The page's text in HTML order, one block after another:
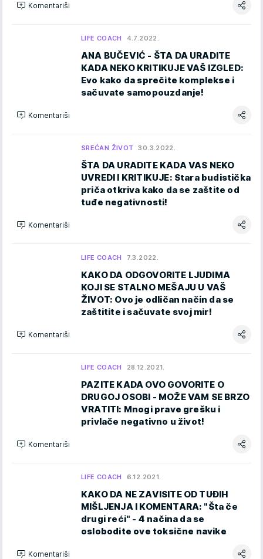
Komentariši
LIFE COACH 4.7.2022.
ANA BUČEVIĆ - ŠTA DA URADITE
KADA NEKO KRITIKUJE VAŠ IZGLED:
Evo kako da sprečite komplekse i
sačuvate samopouzdanje!
Komentariši
SREĆAN ŽIVOT 30.3.2022.
ŠTA DA URADITE KADA VAS NEKO
UVREDI I KRITIKUJE: Stara budistička
priča otkriva kako da se zaštite od
tuđe negativnosti!
Komentariši
LIFE COACH 7.3.2022.
KAKO DA ODGOVORITE LJUDIMA
KOJI SE STALNO MEŠAJU U VAŠ
ŽIVOT: Ovo je odličan način da se
zaštitite i sačuvate svoj mir!
Komentariši
LIFE COACH 28.12.2021.
PAZITE KADA OVO GOVORITE O
DRUGOJ OSOBI - MOŽE VAM SE BRZO
VRATITI: Mnogi prave grešku i
privlače negativno u život!
Komentariši
LIFE COACH 6.12.2021.
KAKO DA NE ZAVISITE OD TUĐIH
MIŠLJENJA I KOMENTARA: "Šta če
drugi reći" - 4 načina da se
oslobodite ove toksične navike
Komentariši